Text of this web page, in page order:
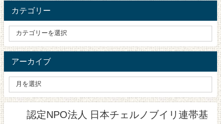
カテゴリー
アーカイブ
認定NPO法人 日本チェルノブイリ連帯基